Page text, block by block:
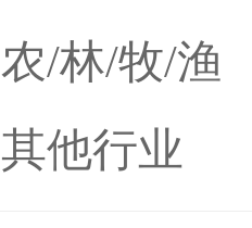
农/林/牧/渔
其他行业